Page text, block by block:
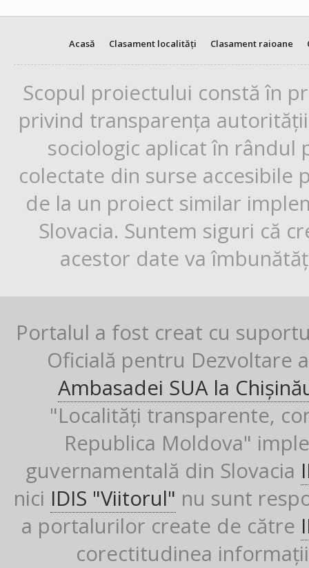
Acasă Clasament localități Clasament raioane
Scopul proiectului constă în
privind transparența
sociologic aplicat în rândul
colectate din surse
de la un proiect similar
Slovacia. Suntem siguri că
acestor date va
Portalul a fost creat cu
Oficială pentru Dezvoltare
Ambasadei SUA la
"Localități transparente,
Republica Moldova"
guvernamentală din Slovacia
nici IDIS "Viitorul" nu sunt
a portalurilor create de către
corectitudinea